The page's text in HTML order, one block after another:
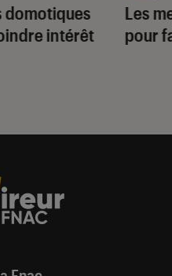
domotiques
intérêt
Les
pour